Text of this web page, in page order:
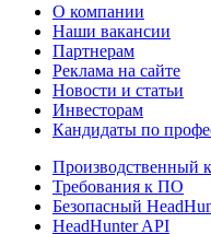
О компании
Наши вакансии
Партнерам
Реклама на сайте
Новости и статьи
Инвесторам
Кандидаты по
Производственный
Требования к ПО
Безопасный
HeadHunter API